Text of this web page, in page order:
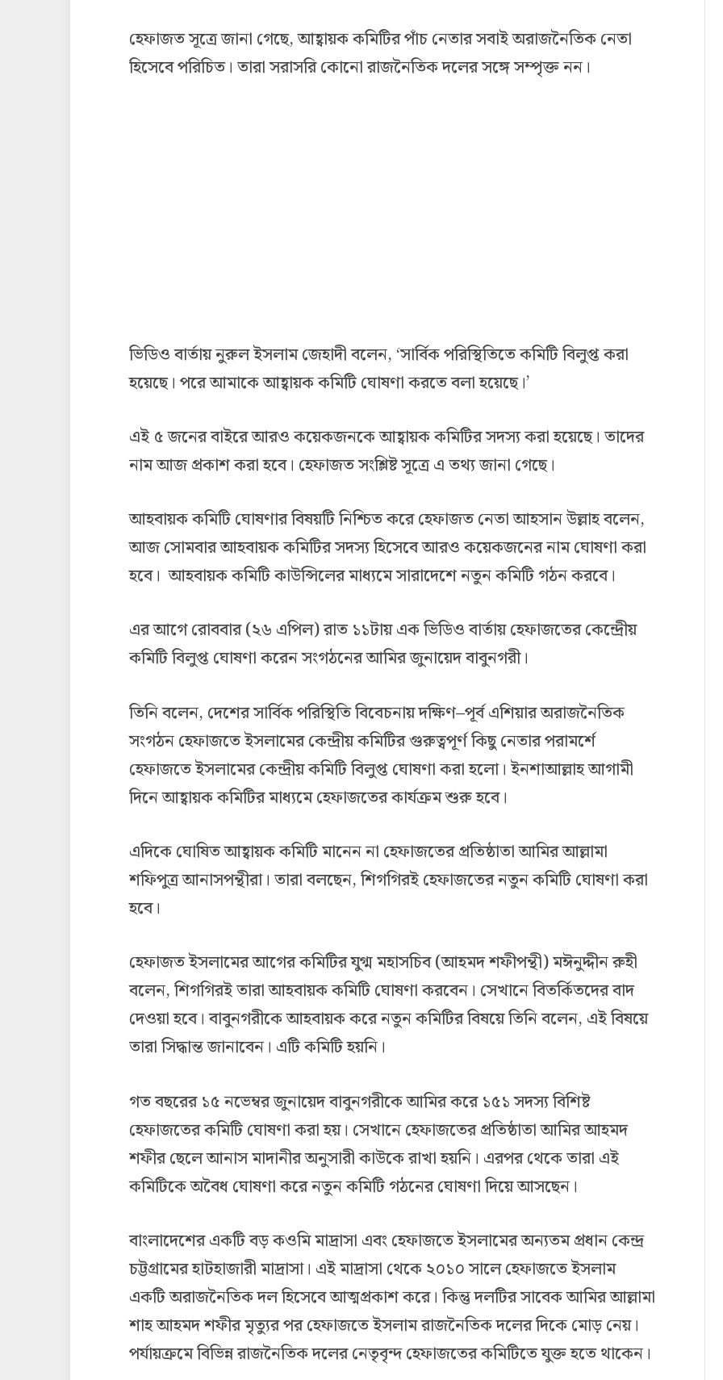
হেফাজত সূত্রে জানা গেছে, আহ্বায়ক কমিটির পাঁচ নেতার সবাই অরাজনৈতিক নেতা
হিসেবে পরিচিত। তারা সরাসরি কোনো রাজনৈতিক দলের সঙ্গে সম্পৃক্ত নন।
ভিডিও বার্তায় নুরুল ইসলাম জেহাদী বলেন, ‘সার্বিক পরিস্থিতিতে কমিটি বিলুপ্ত করা
হয়েছে। পরে আমাকে আহ্বায়ক কমিটি ঘোষণা করতে বলা হয়েছে।’
এই ৫ জনের বাইরে আরও কয়েকজনকে আহ্বায়ক কমিটির সদস্য করা হয়েছে। তাদের
নাম আজ প্রকাশ করা হবে। হেফাজত সংশ্লিষ্ট সূত্রে এ তথ্য জানা গেছে।
আহবায়ক কমিটি ঘোষণার বিষয়টি নিশ্চিত করে হেফাজত নেতা আহসান উল্লাহ বলেন,
আজ সোমবার আহবায়ক কমিটির সদস্য হিসেবে আরও কয়েকজনের নাম ঘোষণা করা
হবে। আহবায়ক কমিটি কাউন্সিলের মাধ্যমে সারাদেশে নতুন কমিটি গঠন করবে।
এর আগে রোববার (২৬ এপিল) রাত ১১টায় এক ভিডিও বার্তায় হেফাজতের কেন্দ্রেীয়
কমিটি বিলুপ্ত ঘোষণা করেন সংগঠনের আমির জুনায়েদ বাবুনগরী।
তিনি বলেন, দেশের সার্বিক পরিস্থিতি বিবেচনায় দক্ষিণ–পূর্ব এশিয়ার অরাজনৈতিক
সংগঠন হেফাজতে ইসলামের কেন্দ্রীয় কমিটির গুরুত্বপূর্ণ কিছু নেতার পরামর্শে
হেফাজতে ইসলামের কেন্দ্রীয় কমিটি বিলুপ্ত ঘোষণা করা হলো। ইনশাআল্লাহ আগামী
দিনে আহ্বায়ক কমিটির মাধ্যমে হেফাজতের কার্যক্রম শুরু হবে।
এদিকে ঘোষিত আহ্বায়ক কমিটি মানেন না হেফাজতের প্রতিষ্ঠাতা আমির আল্লামা
শফিপুত্র আনাসপন্থীরা। তারা বলছেন, শিগগিরই হেফাজতের নতুন কমিটি ঘোষণা করা
হবে।
হেফাজত ইসলামের আগের কমিটির যুগ্ম মহাসচিব (আহমদ শফীপন্থী) মঈনুদ্দীন রুহী
বলেন, শিগগিরই তারা আহবায়ক কমিটি ঘোষণা করবেন। সেখানে বিতর্কিতদের বাদ
দেওয়া হবে। বাবুনগরীকে আহবায়ক করে নতুন কমিটির বিষয়ে তিনি বলেন, এই বিষয়ে
তারা সিদ্ধান্ত জানাবেন। এটি কমিটি হয়নি।
গত বছরের ১৫ নভেম্বর জুনায়েদ বাবুনগরীকে আমির করে ১৫১ সদস্য বিশিষ্ট
হেফাজতের কমিটি ঘোষণা করা হয়। সেখানে হেফাজতের প্রতিষ্ঠাতা আমির আহমদ
শফীর ছেলে আনাস মাদানীর অনুসারী কাউকে রাখা হয়নি। এরপর থেকে তারা এই
কমিটিকে অবৈধ ঘোষণা করে নতুন কমিটি গঠনের ঘোষণা দিয়ে আসছেন।
বাংলাদেশের একটি বড় কওমি মাদ্রাসা এবং হেফাজতে ইসলামের অন্যতম প্রধান কেন্দ্র
চট্টগ্রামের হাটহাজারী মাদ্রাসা। এই মাদ্রাসা থেকে ২০১০ সালে হেফাজতে ইসলাম
একটি অরাজনৈতিক দল হিসেবে আত্মপ্রকাশ করে। কিন্তু দলটির সাবেক আমির আল্লামা
শাহ আহমদ শফীর মৃত্যুর পর হেফাজতে ইসলাম রাজনৈতিক দলের দিকে মোড় নেয়।
পর্যায়ক্রমে বিভিন্ন রাজনৈতিক দলের নেতৃবৃন্দ হেফাজতের কমিটিতে যুক্ত হতে থাকেন।